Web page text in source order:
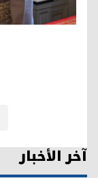
آخر الأخبار